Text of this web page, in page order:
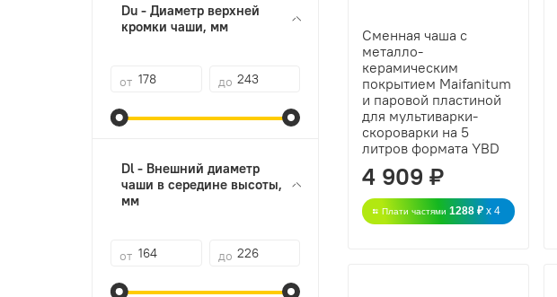
Сменная чаша с
металло-
керамическим
покрытием Maifanitum
и паровой пластиной
для мультиварки-
скороварки на 5
литров формата YBD
4 909 ₽
Плати частями 1288 ₽ x 4
Du - Диаметр верхней
кромки чаши, мм
от до
Dl - Внешний диаметр
чаши в середине высоты,
мм
от до